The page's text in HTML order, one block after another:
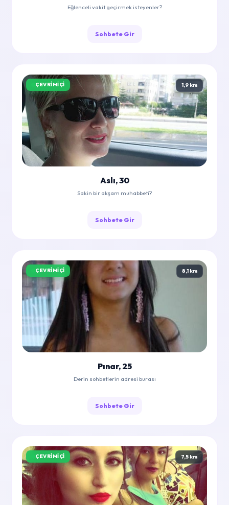
Eğlenceli vakit geçirmek isteyenler?
Sohbete Gir
ÇEVRIMIÇI 1,9 km
Aslı, 30
Sakin bir akşam muhabbeti?
Sohbete Gir
ÇEVRIMIÇI 8,1 km
Pınar, 25
Derin sohbetlerin adresi burası
Sohbete Gir
ÇEVRIMIÇI 7,5 km